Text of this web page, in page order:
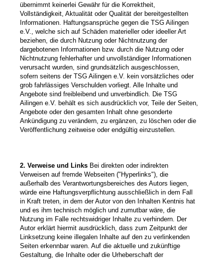
übernimmt keinerlei Gewähr für die Korrektheit,
Vollständigkeit, Aktualität oder Qualität der bereitgestellten
Informationen. Haftungsansprüche gegen die TSG Ailingen
e.V.,
welche sich auf Schäden materieller oder ideeller Art
beziehen, die durch Nutzung oder Nichtnutzung der
dargebotenen Informationen bzw. durch die Nutzung oder
Nichtnutzung fehlerhafter und unvollständiger Informationen
verursacht wurden, sind grundsätzlich ausgeschlossen,
sofern seitens der TSG Ailingen e.V. kein vorsätzliches oder
grob fahrlässiges Verschulden vorliegt. Alle Inhalte und
Angebote sind freibleibend und unverbindlich. Die TSG
Ailingen e.V. behält es sich ausdrücklich vor, Teile der Seiten,
Angebote oder den gesamten Inhalt ohne gesonderte
Ankündigung zu verändern, zu ergänzen, zu löschen oder die
Veröffentlichung zeitweise oder endgültig einzustellen.
2. Verweise und Links Bei direkten oder indirekten
Verweisen auf fremde Webseiten ("Hyperlinks"), die
außerhalb des Verantwortungsbereiches des Autors liegen,
würde eine Haftungsverpflichtung ausschließlich in dem Fall
in Kraft treten, in dem der Autor von den Inhalten Kentnis hat
und es ihm technisch möglich und zumutbar wäre, die
Nutzung im Falle rechtswidriger Inhalte zu verhindern. Der
Autor erklärt hiermit ausdrücklich, dass zum Zeitpunkt der
Linksetzung keine illegalen Inhalte auf den zu verlinkenden
Seiten erkennbar waren. Auf die aktuelle und zukünftige
Gestaltung, die Inhalte oder die Urheberschaft der